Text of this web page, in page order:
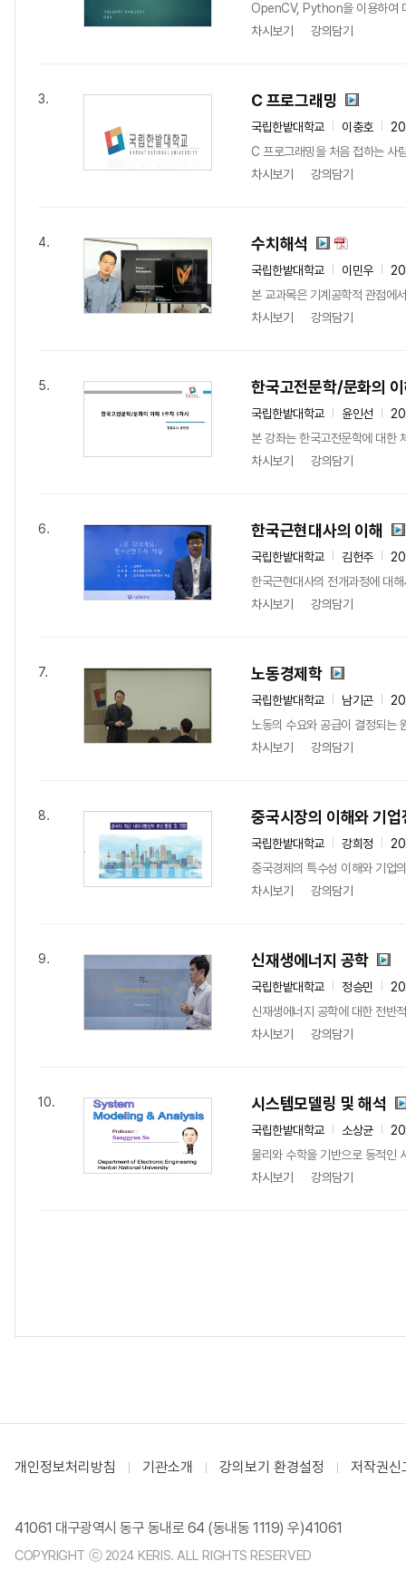
OpenCV, Python을 이용하여
차시보기
강의담기
3. C 프로그래밍
국립한밭대학교 이충호
C 프로그래밍을 처음 접하는 사
차시보기
강의담기
4. 수치해석
국립한밭대학교 이민우
본 교과목은 기계공학적 관점에
차시보기
강의담기
5. 한국고전문학/문화의
국립한밭대학교 윤인선
본 강좌는 한국고전문학에 대한
차시보기
강의담기
6. 한국근현대사의 이해
국립한밭대학교 김헌주
한국근현대사의 전개과정에 대
차시보기
강의담기
7. 노동경제학
국립한밭대학교 남기곤
노동의 수요와 공급이 결정되는
차시보기
강의담기
8. 중국시장의 이해와 기업
국립한밭대학교 강희정
중국경제의 특수성 이해와 기업
차시보기
강의담기
9. 신재생에너지 공학
국립한밭대학교 정승민
신재생에너지 공학에 대한 전반
차시보기
강의담기
10. 시스템모델링 및 해석
국립한밭대학교 소상균
물리와 수학을 기반으로 동적인
차시보기
강의담기
개인정보처리방침 기관소개 강의보기 환경설정 저작권신
41061 대구광역시 동구 동내로 64 (동내동 1119) 우)41061
COPYRIGHT ⓒ 2024 KERIS. ALL RIGHTS RESERVED